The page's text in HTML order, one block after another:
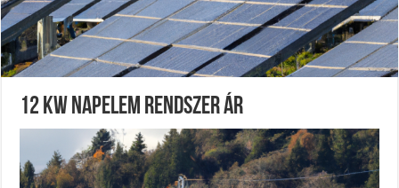
12 Kw Napelem Rendszer Ár